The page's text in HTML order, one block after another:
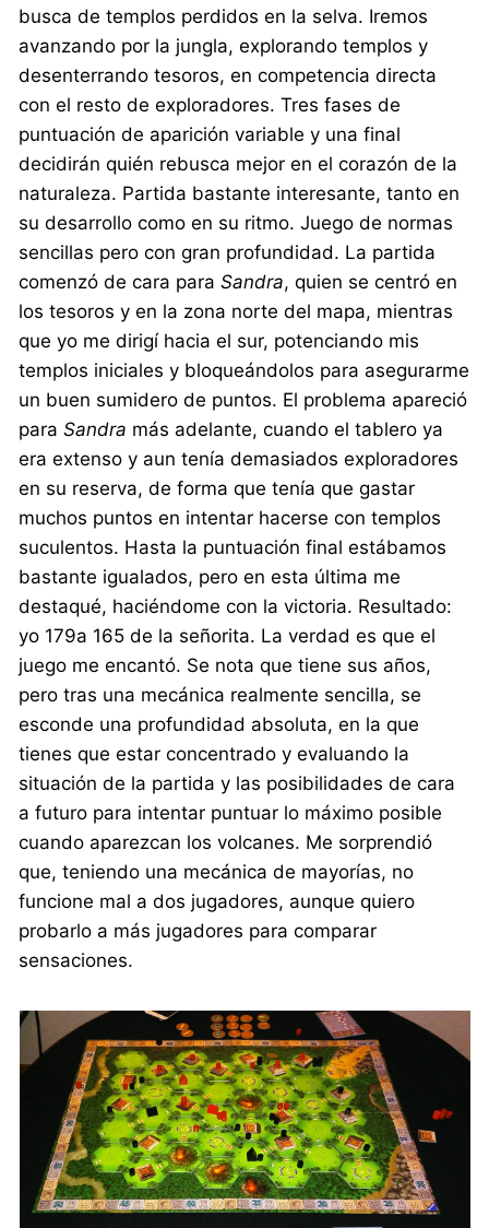
busca de templos perdidos en la selva. Iremos
avanzando por la jungla, explorando templos y
desenterrando tesoros, en competencia directa
con el resto de exploradores. Tres fases de
puntuación de aparición variable y una final
decidirán quién rebusca mejor en el corazón de la
naturaleza. Partida bastante interesante, tanto en
su desarrollo como en su ritmo. Juego de normas
sencillas pero con gran profundidad. La partida
comenzó de cara paraSandra, quien se centró en
los tesoros y en la zona norte del mapa, mientras
que yo me dirigí hacia el sur, potenciando mis
templos iniciales y bloqueándolos para asegurarme
un buen sumidero de puntos. El problema apareció
paraSandra más adelante, cuando el tablero ya
era extenso y aun tenía demasiados exploradores
en su reserva, de forma que tenía que gastar
muchos puntos en intentar hacerse con templos
suculentos. Hasta la puntuación final estábamos
bastante igualados, pero en esta última me
destaqué, haciéndome con la victoria. Resultado:
yo 179a 165 de la señorita. La verdad es que el
juego me encantó. Se nota que tiene sus años,
pero tras una mecánica realmente sencilla, se
esconde una profundidad absoluta, en la que
tienes que estar concentrado y evaluando la
situación de la partida y las posibilidades de cara
a futuro para intentar puntuar lo máximo posible
cuando aparezcan los volcanes. Me sorprendió
que, teniendo una mecánica de mayorías, no
funcione mal a dos jugadores, aunque quiero
probarlo a más jugadores para comparar
sensaciones.